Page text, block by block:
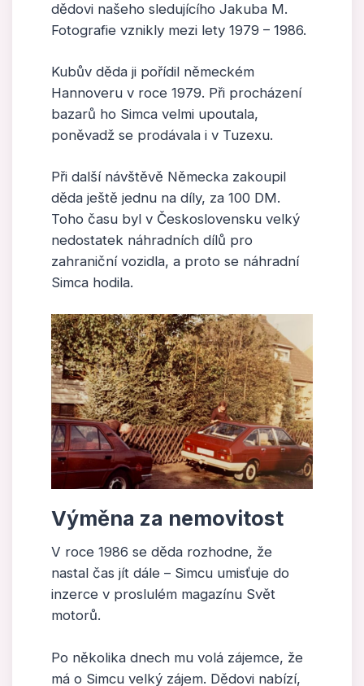
dědovi našeho sledujícího Jakuba M.
Fotografie vznikly mezi lety 1979 – 1986.
Kubův děda ji pořídil německém
Hannoveru v roce 1979. Při procházení
bazarů ho Simca velmi upoutala,
poněvadž se prodávala i v Tuzexu.
Při další návštěvě Německa zakoupil
děda ještě jednu na díly, za 100 DM.
Toho času byl v Československu velký
nedostatek náhradních dílů pro
zahraniční vozidla, a proto se náhradní
Simca hodila.
Výměna za nemovitost
V roce 1986 se děda rozhodne, že
nastal čas jít dále – Simcu umisťuje do
inzerce v proslulém magazínu Svět
motorů.
Po několika dnech mu volá zájemce, že
má o Simcu velký zájem. Dědovi nabízí,